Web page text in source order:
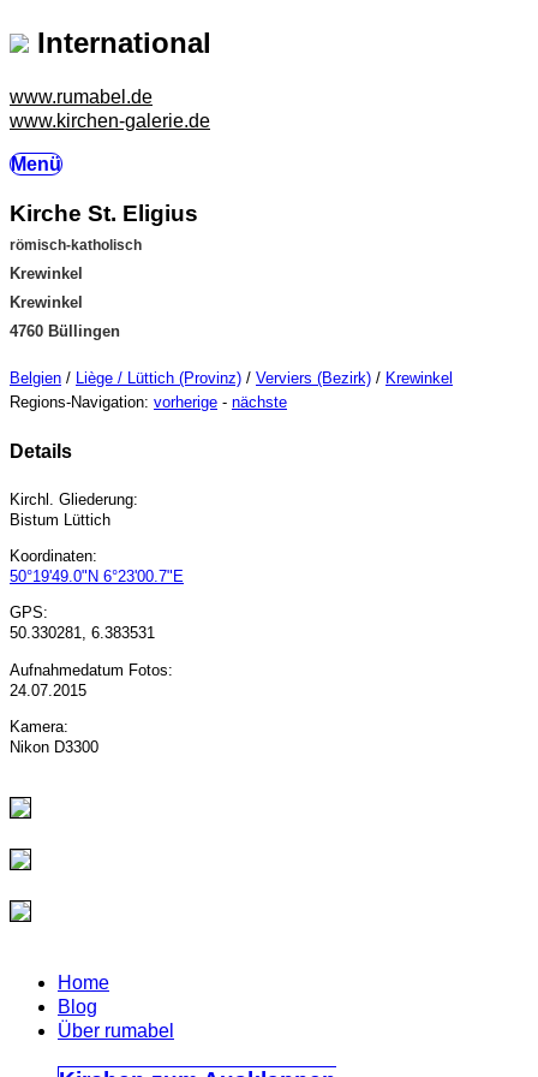
International
www.rumabel.de
www.kirchen-galerie.de
Menü
Kirche St. Eligius
römisch-katholisch
Krewinkel
Krewinkel
4760 Büllingen
Belgien / Liège / Lüttich (Provinz) / Verviers (Bezirk) / Krewinkel
Regions-Navigation: vorherige - nächste
Details
Kirchl. Gliederung:
Bistum Lüttich
Koordinaten:
50°19'49.0"N 6°23'00.7"E
GPS:
50.330281, 6.383531
Aufnahmedatum Fotos:
24.07.2015
Kamera:
Nikon D3300
Home
Blog
Über rumabel